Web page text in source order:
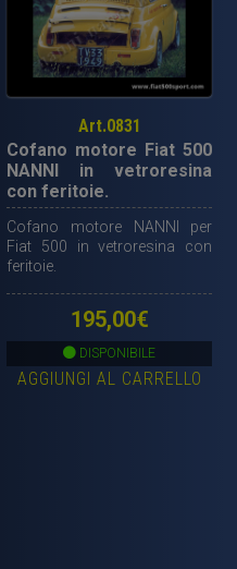
Art.0831
Cofano motore Fiat 500
NANNI in vetroresina
con feritoie.
Cofano motore NANNI per
Fiat 500 in vetroresina con
feritoie.
195,00€
DISPONIBILE
AGGIUNGI AL CARRELLO